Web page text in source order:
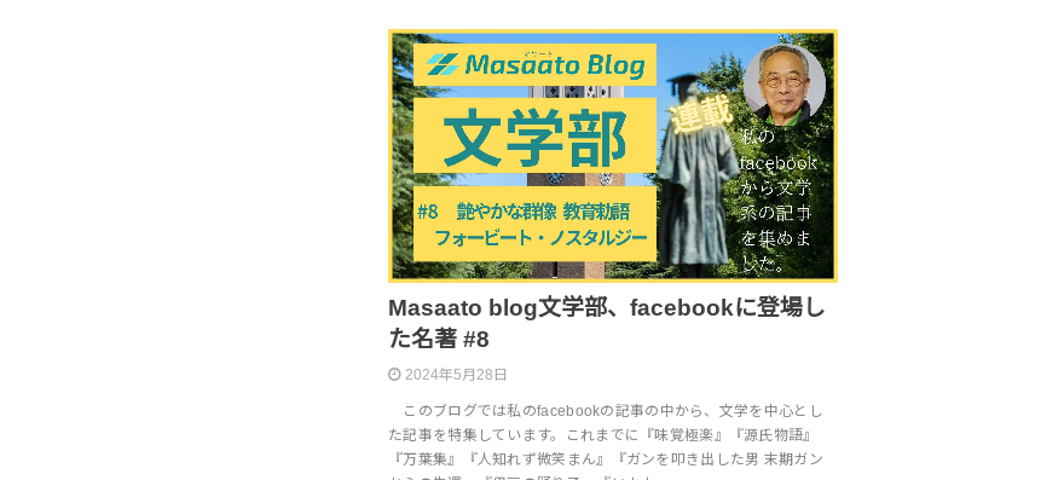
Masaato blog文学部、facebookに登場し
た名著 #8
2024年5月28日
このブログでは私のfacebookの記事の中から、文学を中心とし
た記事を特集しています。これまでに『味覚極楽』『源氏物語』
『万葉集』『人知れず微笑まん』『ガンを叩き出した男 末期ガン